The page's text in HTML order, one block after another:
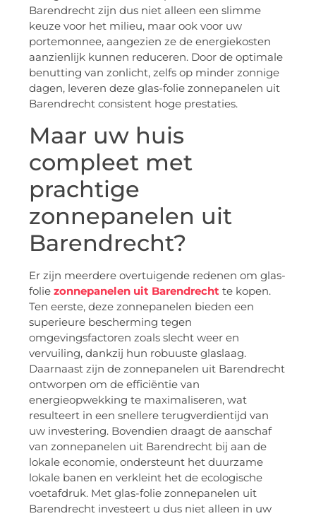
Barendrecht zijn dus niet alleen een slimme
keuze voor het milieu, maar ook voor uw
portemonnee, aangezien ze de energiekosten
aanzienlijk kunnen reduceren. Door de optimale
benutting van zonlicht, zelfs op minder zonnige
dagen, leveren deze glas-folie zonnepanelen uit
Barendrecht consistent hoge prestaties.
Maar uw huis
compleet met
prachtige
zonnepanelen uit
Barendrecht?
Er zijn meerdere overtuigende redenen om glas-
folie zonnepanelen uit Barendrecht te kopen.
Ten eerste, deze zonnepanelen bieden een
superieure bescherming tegen
omgevingsfactoren zoals slecht weer en
vervuiling, dankzij hun robuuste glaslaag.
Daarnaast zijn de zonnepanelen uit Barendrecht
ontworpen om de efficiëntie van
energieopwekking te maximaliseren, wat
resulteert in een snellere terugverdientijd van
uw investering. Bovendien draagt de aanschaf
van zonnepanelen uit Barendrecht bij aan de
lokale economie, ondersteunt het duurzame
lokale banen en verkleint het de ecologische
voetafdruk. Met glas-folie zonnepanelen uit
Barendrecht investeert u dus niet alleen in uw